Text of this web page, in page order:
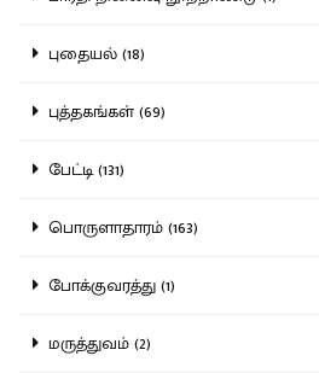
புதையல் (18)
புத்தகங்கள் (69)
பேட்டி (131)
பொருளாதாரம் (163)
போக்குவரத்து (1)
மருத்துவம் (2)